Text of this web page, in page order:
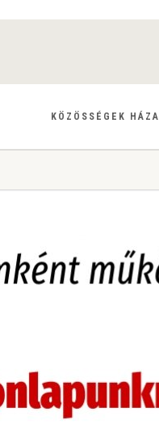
KÖZÖSSÉGEK HÁZA